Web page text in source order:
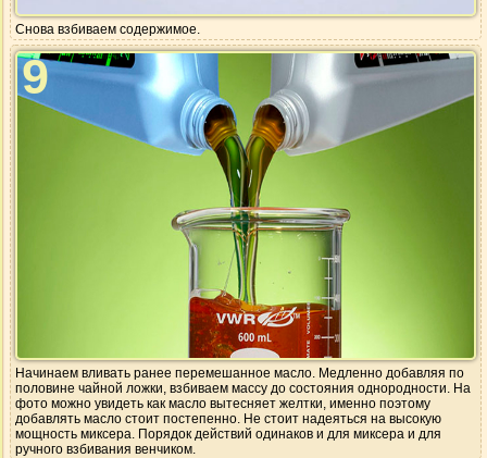
Снова взбиваем содержимое.
9
Начинаем вливать ранее перемешанное масло. Медленно добавляя по
половине чайной ложки, взбиваем массу до состояния однородности. На
фото можно увидеть как масло вытесняет желтки, именно поэтому
добавлять масло стоит постепенно. Не стоит надеяться на высокую
мощность миксера. Порядок действий одинаков и для миксера и для
ручного взбивания венчиком.